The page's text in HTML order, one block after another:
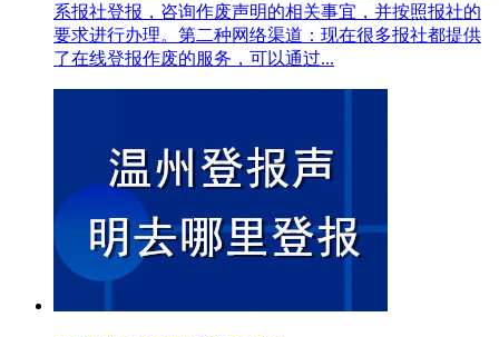
系报社登报，咨询作废声明的相关事宜，并按照报社的
要求进行办理。第二种网络渠道：现在很多报社都提供
了在线登报作废的服务，可以通过...